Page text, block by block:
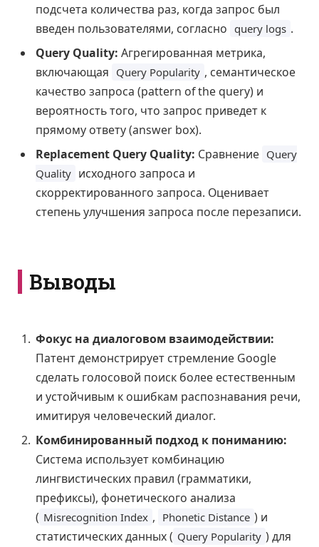
подсчета количества раз, когда запрос был
введен пользователями, согласно query logs .
Query Quality: Агрегированная метрика,
включающая Query Popularity , семантическое
качество запроса (pattern of the query) и
вероятность того, что запрос приведет к
прямому ответу (answer box).
Replacement Query Quality: Сравнение Query
Quality исходного запроса и
скорректированного запроса. Оценивает
степень улучшения запроса после перезаписи.
Выводы
Фокус на диалоговом взаимодействии:
Патент демонстрирует стремление Google
сделать голосовой поиск более естественным
и устойчивым к ошибкам распознавания речи,
имитируя человеческий диалог.
Комбинированный подход к пониманию:
Система использует комбинацию
лингвистических правил (грамматики,
префиксы), фонетического анализа
( Misrecognition Index , Phonetic Distance ) и
статистических данных ( Query Popularity ) для